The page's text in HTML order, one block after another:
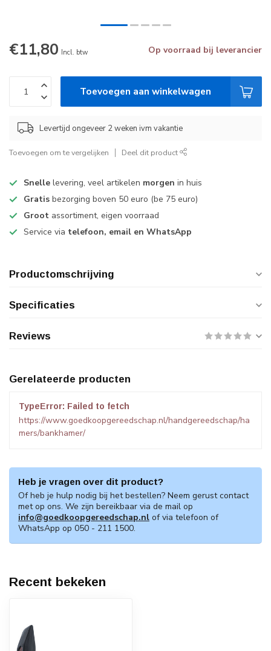
€11,80 Incl. btw Op voorraad bij leverancier
Toevoegen aan winkelwagen
Levertijd ongeveer 2 weken ivm vakantie
Toevoegen om te vergelijken Deel dit product
Snelle levering, veel artikelen morgen in huis
Gratis bezorging boven 50 euro (be 75 euro)
Groot assortiment, eigen voorraad
Service via telefoon, email en WhatsApp
Productomschrijving
Specificaties
Reviews
Gerelateerde producten
TypeError: Failed to fetch
https://www.goedkoopgereedschap.nl/handgereedschap/ha
mers/bankhamer/
Heb je vragen over dit product?
Of heb je hulp nodig bij het bestellen? Neem gerust contact
met op ons. We zijn bereikbaar via de mail op
info@goedkoopgereedschap.nl of via telefoon of
WhatsApp op 050 - 211 1500.
Recent bekeken